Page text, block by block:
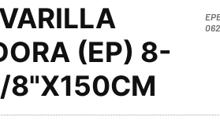
(EP) 8-
8"X150CM